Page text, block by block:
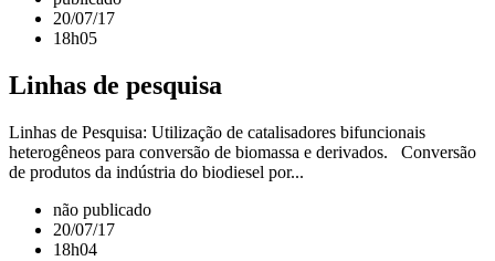
20/07/17
18h05
Linhas de pesquisa
Linhas de Pesquisa: Utilização de catalisadores bifuncionais
heterogêneos para conversão de biomassa e derivados. Conversão
de produtos da indústria do biodiesel por...
não publicado
20/07/17
18h04